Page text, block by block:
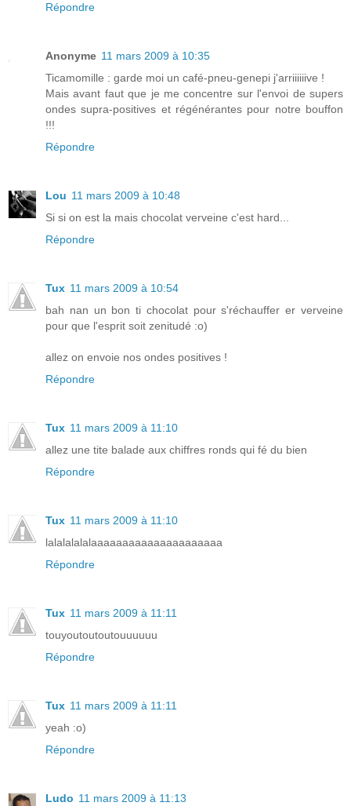
Répondre
Anonyme 11 mars 2009 à 10:35
Ticamomille : garde moi un café-pneu-genepi j'arriiiiiive !
Mais avant faut que je me concentre sur l'envoi de supers
ondes supra-positives et régénérantes pour notre bouffon
!!!
Répondre
Lou 11 mars 2009 à 10:48
Si si on est la mais chocolat verveine c'est hard...
Répondre
Tux 11 mars 2009 à 10:54
bah nan un bon ti chocolat pour s'réchauffer er verveine
pour que l'esprit soit zenitudé :o)
allez on envoie nos ondes positives !
Répondre
Tux 11 mars 2009 à 11:10
allez une tite balade aux chiffres ronds qui fé du bien
Répondre
Tux 11 mars 2009 à 11:10
lalalalalalaaaaaaaaaaaaaaaaaaaaa
Répondre
Tux 11 mars 2009 à 11:11
touyoutoutoutouuuuuu
Répondre
Tux 11 mars 2009 à 11:11
yeah :o)
Répondre
Ludo 11 mars 2009 à 11:13